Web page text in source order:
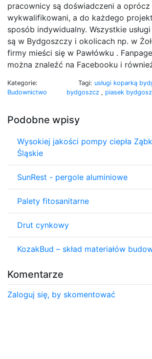
pracownicy są doświadczeni a
wykwalifikowani, a do każdego
sposób indywidualny. Wszystkie
są w Bydgoszczy i okolicach np. w
firmy mieści się w Pawłówku .
można znaleźć na Facebooku i
Kategorie:
Budownictwo
Tagi: usługi koparką
bydgoszcz , piasek
Podobne wpisy
Wysokiej jakości pompy ciepła
Śląskie
SunRest - pergole aluminiowe
Palety fitosanitarne
Drut cynkowy
KozakBud – skład materiałów
Komentarze
Zaloguj się, by skomentować